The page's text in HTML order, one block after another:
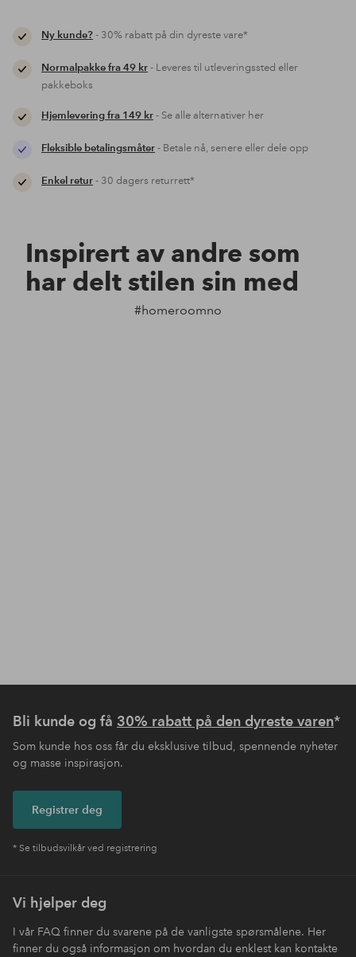
Ny kunde?- 30% rabatt på din dyreste vare*
Normalpakke fra 49 kr- Leveres til utleveringssted eller
pakkeboks
Hjemlevering fra 149 kr- Se alle alternativer her
Fleksible betalingsmåter- Betale nå, senere eller dele opp
Enkel retur- 30 dagers returrett*
Inspirert av andre som
har delt stilen sin med
#homeroomno
Bli kunde og få 30% rabatt på den dyreste varen*
Som kunde hos oss får du eksklusive tilbud, spennende nyheter
og masse inspirasjon.
Registrer deg
* Se tilbudsvilkår ved registrering
Vi hjelper deg
I vår FAQ finner du svarene på de vanligste spørsmålene. Her
finner du også informasjon om hvordan du enklest kan kontakte